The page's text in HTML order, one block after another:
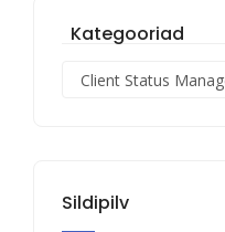
Kategooriad
Sildipilv